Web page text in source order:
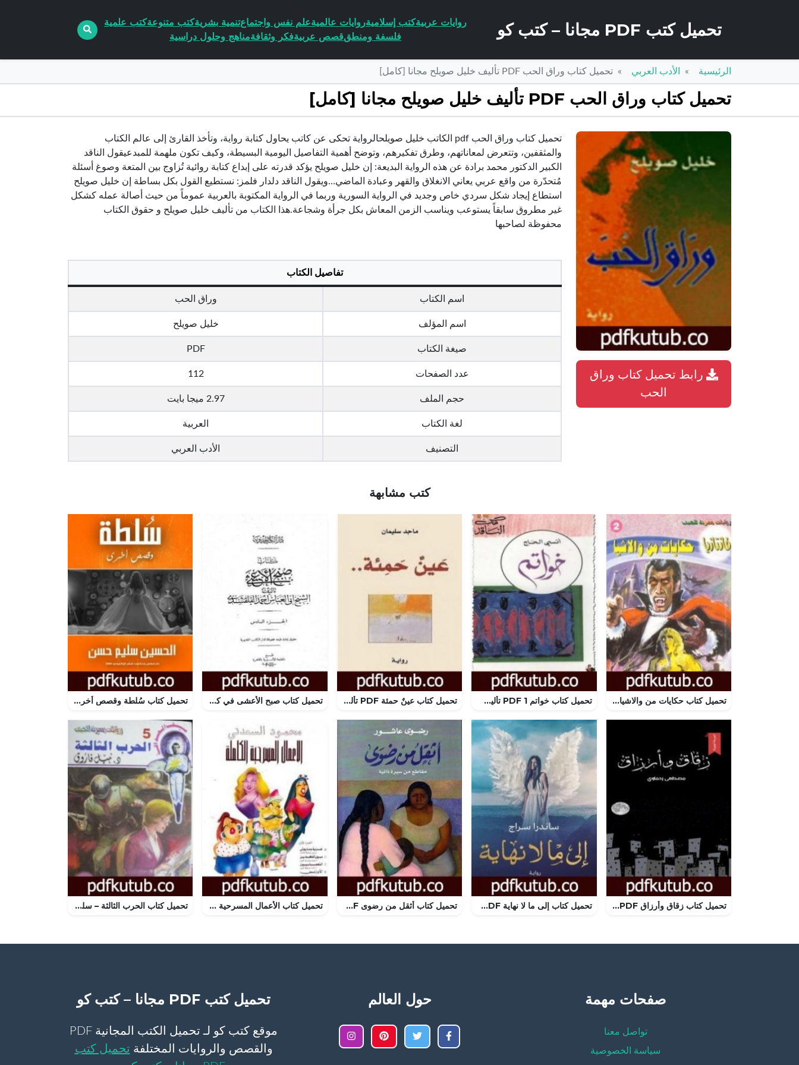
تحميل كتب PDF مجانا – كتب كو روايات عربيةكتب إسلاميةروايات عالميةعلم نفس واجتماعتنمية بشريةكتب متنوعةكتب علمية
فلسفة ومنطققصص عربيةفكر وثقافةمناهج وحلول دراسية
الرئيسية الأدب العربي تحميل كتاب وراق الحب PDF تأليف خليل صويلح مجانا [كامل]
تحميل كتاب وراق الحب PDF تأليف خليل صويلح مجانا [كامل]
رابط تحميل كتاب وراق
الحب
تحميل كتاب وراق الحب pdf الكاتب خليل صويلحالرواية تحكى عن كاتب يحاول كتابة رواية، وتأخذ القارئ إلى عالم الكتاب
والمثقفين، وتتعرض لمعاناتهم، وطرق تفكيرهم، وتوضح أهمية التفاصيل اليومية البسيطة، وكيف تكون ملهمة للمبدعيقول الناقد
الكبير الدكتور محمد برادة عن هذه الرواية البديعة: إن خليل صويلح يؤكد قدرته على إبداع كتابة روائية تُزاوج بين المتعة وصوغ أسئلة
مُتحدّرة من واقع عربي يعاني الانغلاق والقهر وعبادة الماضي…ويقول الناقد دلدار فلمز: نستطيع القول بكل بساطة إن خليل صويلح
استطاع إيجاد شكل سردي خاص وجديد في الرواية السورية وربما في الرواية المكتوبة بالعربية عموماً من حيث أصالة عمله كشكل
غير مطروق سابقاً يستوعب ويناسب الزمن المعاش بكل جرأة وشجاعة.هذا الكتاب من تأليف خليل صويلح و حقوق الكتاب
محفوظة لصاحبها
تفاصيل الكتاب
اسم الكتاب وراق الحب
اسم المؤلف خليل صويلح
صيغة الكتاب PDF
عدد الصفحات 112
حجم الملف 2.97 ميجا بايت
لغة الكتاب العربية
التصنيف الأدب العربي
كتب مشابهة
تحميل كتاب حكايات من والاشيا – سلسلة فانتازيا PDF تأليف أحمد خالد توفيق مجانا [كامل] تحميل كتاب خواتم 1 PDF تأليف أنسي الحاج مجانا [كامل] تحميل كتاب عينٌ حمئة PDF تأليف ماجد سليمان مجانا [كامل] تحميل كتاب صبح الأعشى في كتابة الإنشا – الجزء السادس: تابع المقالة الثالثة – المقالة الرابعة PDF تأليف أبو العباس القلقشندي مجانا [كامل] تحميل كتاب سُلطة وقصص أخرى PDF تأليف الحسين سليم حسن مجانا [كامل]
تحميل كتاب زقاق وأرزاق PDF تأليف مصطفى رحماوي مجانا [كامل] تحميل كتاب إلى ما لا نهاية PDF تأليف ساندرا سراج مجانا [كامل] تحميل كتاب أثقل من رضوى PDF تأليف رضوى عاشور مجانا [كامل] تحميل كتاب الأعمال المسرحية الكاملة – النصابين PDF تأليف محمود السعدني مجانا [كامل] تحميل كتاب الحرب الثالثة – سلسلة سيف العدالة PDF تأليف نبيل فاروق مجانا [كامل]
صفحات مهمة
تواصل معنا
سياسة الخصوصية
حول العالم تحميل كتب PDF مجانا – كتب كو
موقع كتب كو لـ تحميل الكتب المجانية PDF
والقصص والروايات المختلفة تحميل كتب